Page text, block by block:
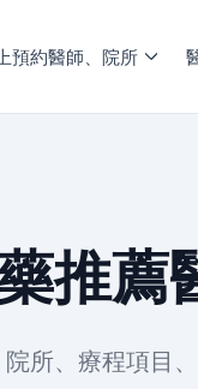
預約醫師、院所
推薦
所、療程項目